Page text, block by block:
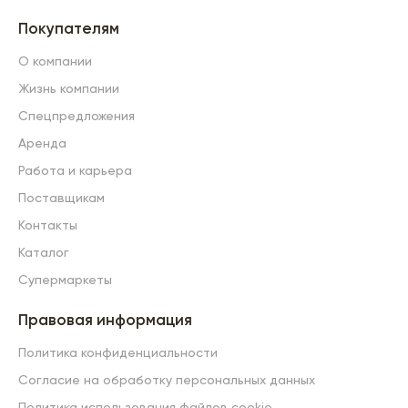
Покупателям
О компании
Жизнь компании
Спецпредложения
Аренда
Работа и карьера
Поставщикам
Контакты
Каталог
Супермаркеты
Правовая информация
Политика конфиденциальности
Согласие на обработку персональных данных